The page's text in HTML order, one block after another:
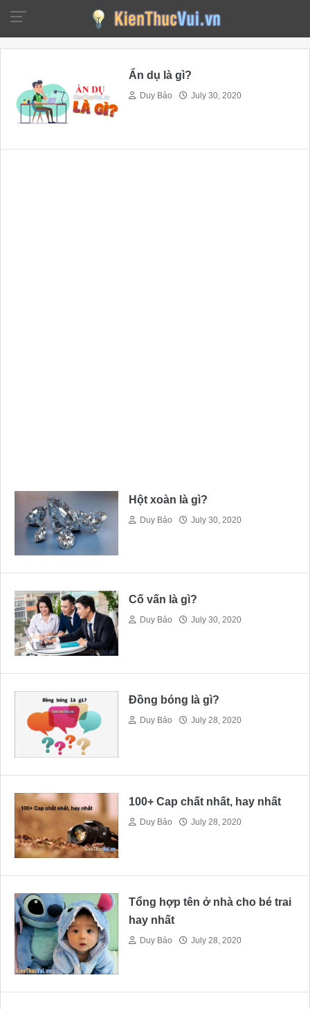
Ẩn dụ là gì?
Duy Bảo July 30, 2020
Hột xoàn là gì?
Duy Bảo July 30, 2020
Cố vấn là gì?
Duy Bảo July 30, 2020
Đồng bóng là gì?
Duy Bảo July 28, 2020
100+ Cap chất nhất, hay nhất
Duy Bảo July 28, 2020
Tổng hợp tên ở nhà cho bé trai
hay nhất
Duy Bảo July 28, 2020